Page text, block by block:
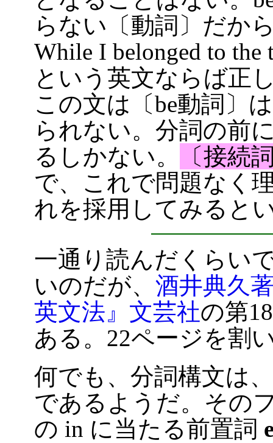
らない〔動詞〕だか
While I belonged to the
という英文ならば正
この文は〔be動詞〕
られない。分詞の前
るしかない。
〔接続
で、これで問題なく
れを採用してみると
一通り読んだくらい
いのだが、酒井典久
英文法』文芸社の第
ある。22ページを割
何でも、分詞構文は
であるようだ。その
の in に当たる前置詞